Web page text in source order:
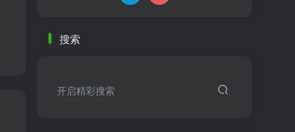
搜索
开启精彩搜索